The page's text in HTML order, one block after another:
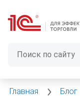
Главная Блог